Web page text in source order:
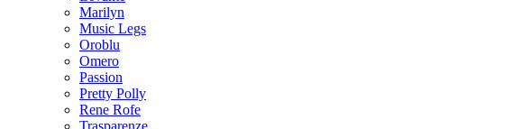
Marilyn
Music Legs
Oroblu
Omero
Passion
Pretty Polly
Rene Rofe
Trasparenze